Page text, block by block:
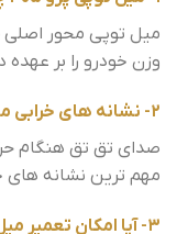
میل توپی محور اصلی
وزن خودرو را بر عهده
2- نشانه های خرابی میل توپی چیست؟
صدای تق تق هنگام
مهم ترین نشانه های
3- آیا امکان تعمیر میل توپی وجود دارد؟